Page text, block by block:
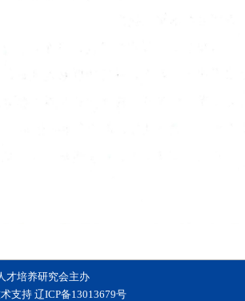
才培养研究会主办
支持 辽ICP备13013679号